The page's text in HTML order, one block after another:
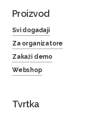
Proizvod
Svi događaji
Za organizatore
Zakaži demo
Webshop
Tvrtka